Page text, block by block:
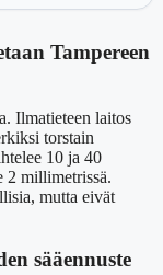
Tampereen
Ilmatieteen laitos
torstain
10 ja 40
2 millimetrissä.
mutta eivät
sääennuste